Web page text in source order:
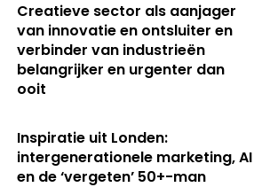
Creatieve sector als aanjager
van innovatie en ontsluiter en
verbinder van industrieën
belangrijker en urgenter dan
ooit
Inspiratie uit Londen:
intergenerationele marketing, AI
en de ‘vergeten’ 50+-man